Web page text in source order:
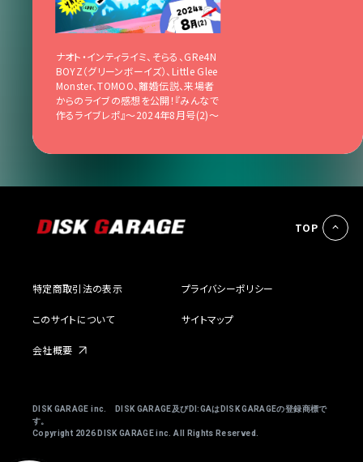
ナオト・インティライミ、そらる、GRe4N
BOYZ（グリーンボーイズ）、Little Glee
Monster、TOMOO、離婚伝説、来場者
からのライブの感想を公開！『みんなで
作るライブレポ』〜2024年8月号(2)〜
TOP
特定商取引法の表示 プライバシーポリシー
このサイトについて サイトマップ
会社概要
DISK GARAGE inc. DISK GARAGE及びDI:GAはDISK GARAGEの登録商標で
す。
Copyright 2026 DISK GARAGE inc. All Rights Reserved.